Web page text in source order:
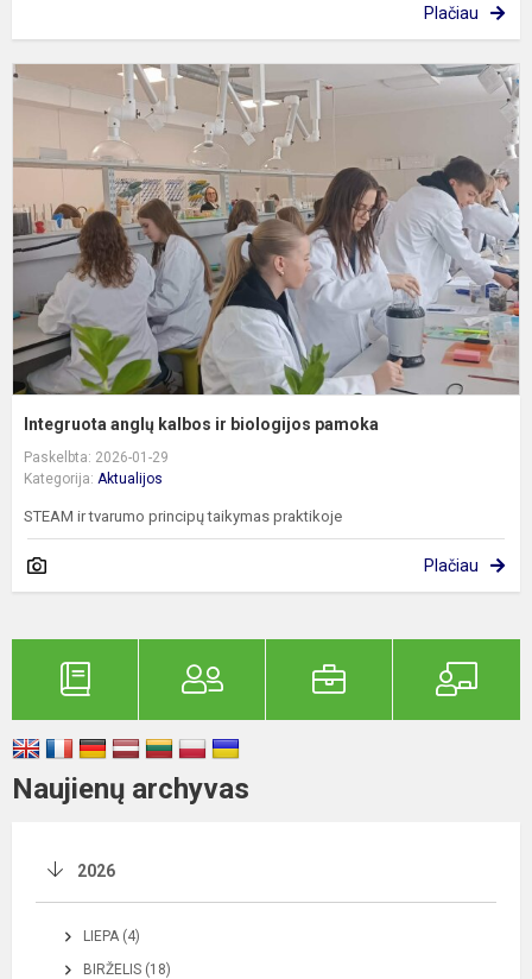
Plačiau
Integruota anglų kalbos ir biologijos pamoka
Paskelbta: 2026-01-29
Kategorija: Aktualijos
STEAM ir tvarumo principų taikymas praktikoje
Plačiau
Naujienų archyvas
2026
LIEPA (4)
BIRŽELIS (18)